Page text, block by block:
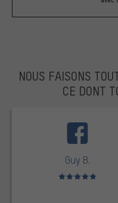
NOUS FAISONS
CE DONT
Guy B.
Note moyenne : 5 sur